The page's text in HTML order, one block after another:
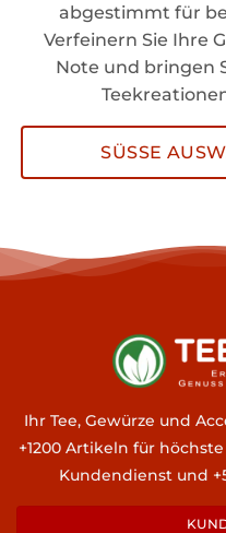
abgestimmt für
Verfeinern Sie Ihre
Note und bringen
SÜSSE
Ihr Tee, Gewürze und
+1200 Artikeln für
Kundendienst und